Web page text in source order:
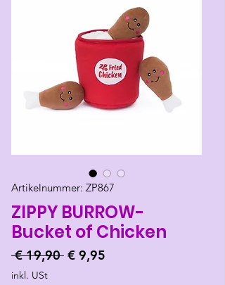
Artikelnummer: ZP867
ZIPPY BURROW-
Bucket of Chicken
€ 19,90 Standardpreis
€ 9,95
inkl. USt